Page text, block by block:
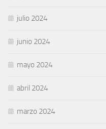
julio 2024
junio 2024
mayo 2024
abril 2024
marzo 2024